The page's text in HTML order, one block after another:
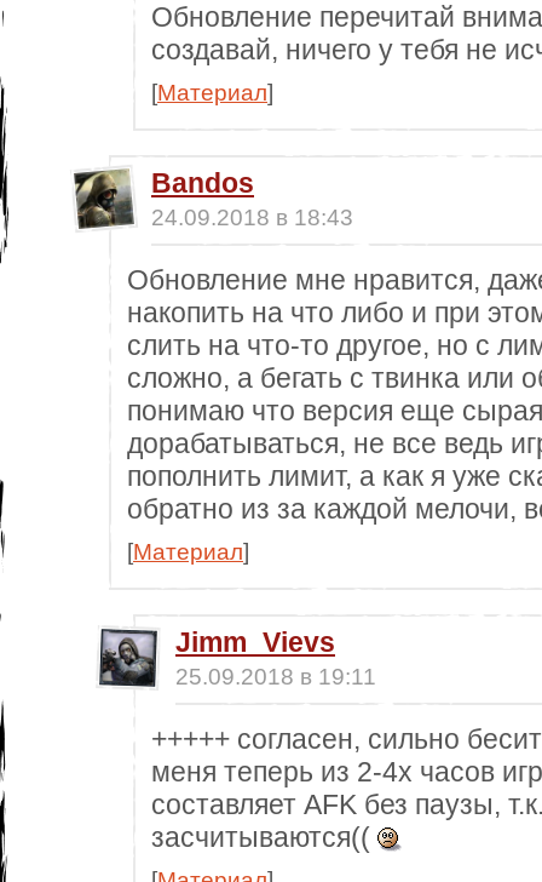
Обновление перечитай
создавай, ничего у тебя не
[Материал]
Bandos
24.09.2018 в 18:43
Обновление мне нравится,
накопить на что либо и при
слить на что-то другое, но с
сложно, а бегать с твинка или
понимаю что версия еще
дорабатываться, не все ведь
пополнить лимит, а как я уже
обратно из за каждой мелочи,
[Материал]
Jimm_Vievs
25.09.2018 в 19:11
+++++ согласен, сильно
меня теперь из 2-4х часов
составляет AFK без паузы,
засчитываются((